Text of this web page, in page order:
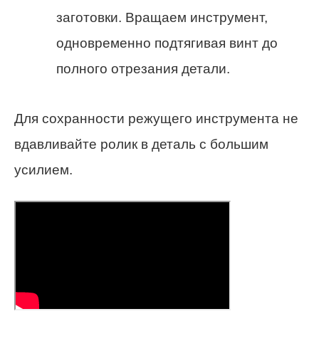
заготовки. Вращаем инструмент,
одновременно подтягивая винт до
полного отрезания детали.
Для сохранности режущего инструмента не
вдавливайте ролик в деталь с большим
усилием.